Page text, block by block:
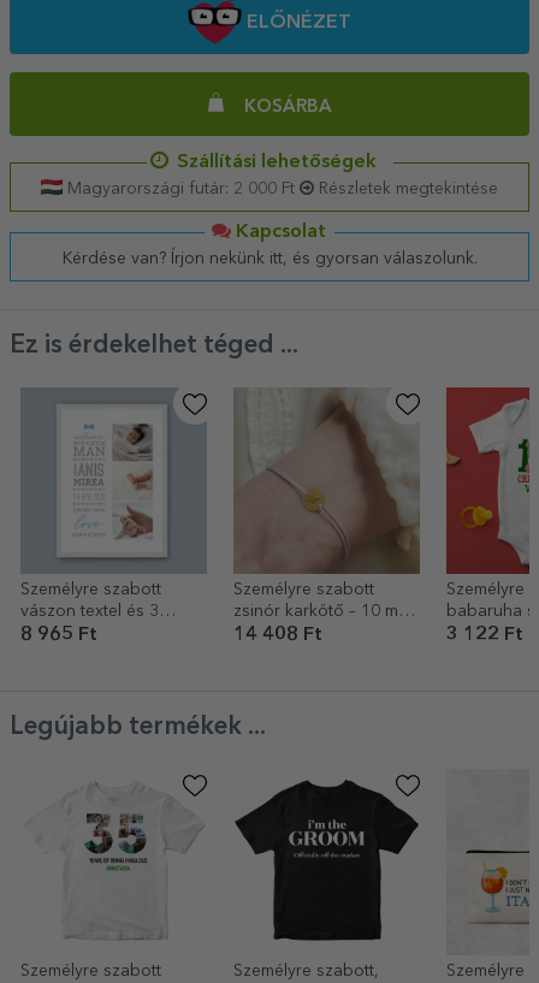
ELŐNÉZET
KOSÁRBA
Szállítási lehetőségek
Magyarországi futár: 2 000 Ft Részletek megtekintése
Kapcsolat
Kérdése van? Írjon nekünk itt, és gyorsan válaszolunk.
Ez is érdekelhet téged ...
Személyre szabott
vászon textel és 3
fotóval - Hello, baby
8 965 Ft
Személyre szabott
zsinór karkötő – 10 mm-
es gyöngy – 14 karátos
14 408 Ft
Személyre
babaruha
Első
3 122 Ft
Legújabb termékek ...
Személyre szabott
Személyre szabott,
Személyre